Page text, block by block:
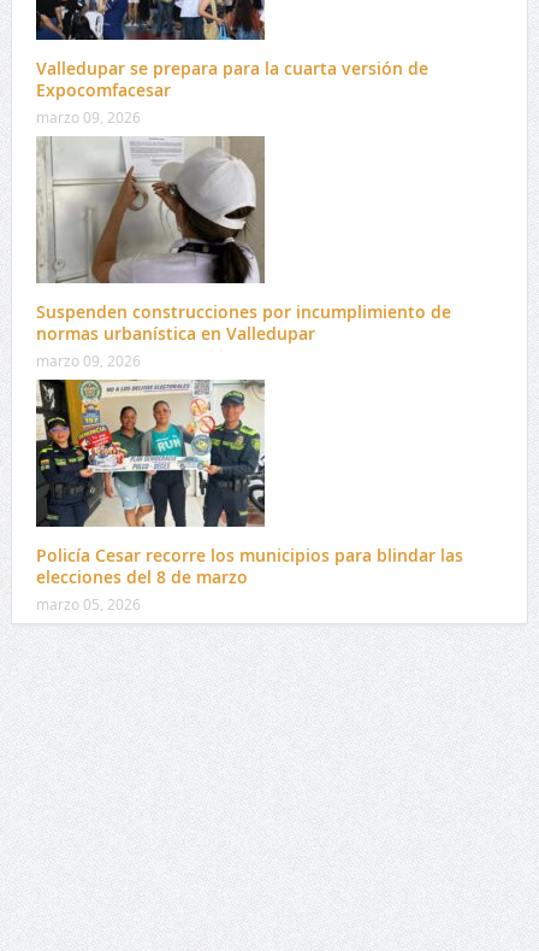
Valledupar se prepara para la cuarta versión de
Expocomfacesar
marzo 09, 2026
Suspenden construcciones por incumplimiento de
normas urbanística en Valledupar
marzo 09, 2026
Policía Cesar recorre los municipios para blindar las
elecciones del 8 de marzo
marzo 05, 2026